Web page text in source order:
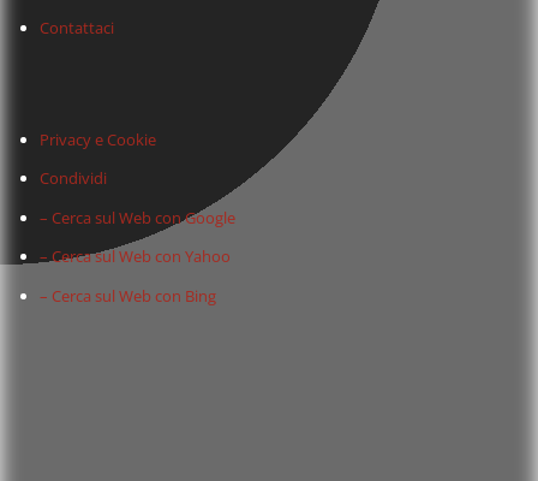
Contattaci
Privacy e Cookie
Condividi
– Cerca sul Web con Google
– Cerca sul Web con Yahoo
– Cerca sul Web con Bing